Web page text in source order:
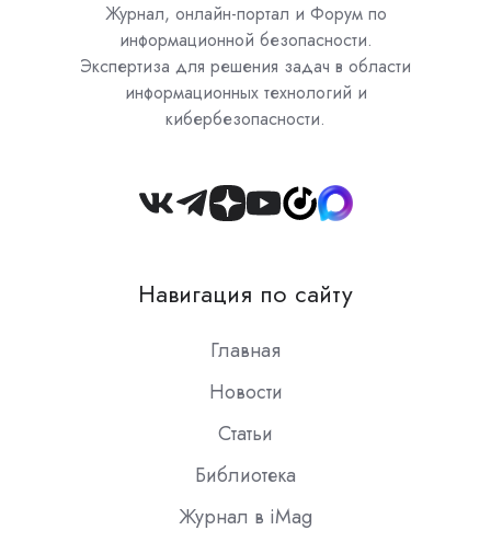
Журнал, онлайн-портал и Форум по
информационной безопасности.
Экспертиза для решения задач в области
информационных технологий и
кибербезопасности.
Join
Slack
Навигация по сайту
Главная
Новости
Статьи
Библиотека
Журнал в iMag